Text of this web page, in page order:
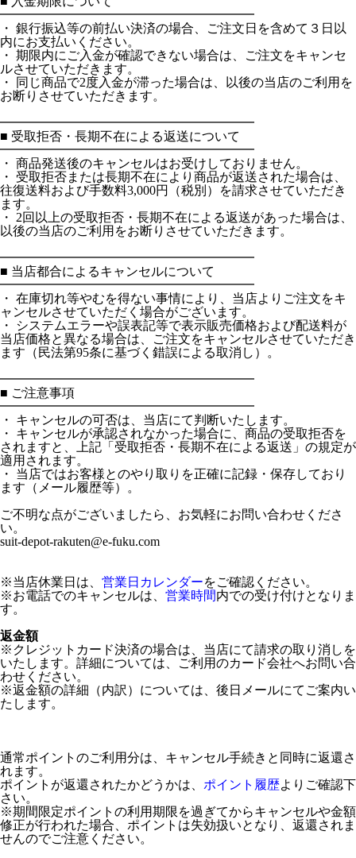
━━━━━━━━━━━━━━━━━━━━
・ 銀行振込等の前払い決済の場合、ご注文日を含めて３日以
内にお支払いください。
・ 期限内にご入金が確認できない場合は、ご注文をキャンセ
ルさせていただきます。
・ 同じ商品で2度入金が滞った場合は、以後の当店のご利用を
お断りさせていただきます。
━━━━━━━━━━━━━━━━━━━━
■ 受取拒否・長期不在による返送について
━━━━━━━━━━━━━━━━━━━━
・ 商品発送後のキャンセルはお受けしておりません。
・ 受取拒否または長期不在により商品が返送された場合は、
往復送料および手数料3,000円（税別）を請求させていただき
ます。
・ 2回以上の受取拒否・長期不在による返送があった場合は、
以後の当店のご利用をお断りさせていただきます。
━━━━━━━━━━━━━━━━━━━━
■ 当店都合によるキャンセルについて
━━━━━━━━━━━━━━━━━━━━
・ 在庫切れ等やむを得ない事情により、当店よりご注文をキ
ャンセルさせていただく場合がございます。
・ システムエラーや誤表記等で表示販売価格および配送料が
当店価格と異なる場合は、ご注文をキャンセルさせていただき
ます（民法第95条に基づく錯誤による取消し）。
━━━━━━━━━━━━━━━━━━━━
■ ご注意事項
━━━━━━━━━━━━━━━━━━━━
・ キャンセルの可否は、当店にて判断いたします。
・ キャンセルが承認されなかった場合に、商品の受取拒否を
されますと、上記「受取拒否・長期不在による返送」の規定が
適用されます。
・ 当店ではお客様とのやり取りを正確に記録・保存しており
ます（メール履歴等）。
ご不明な点がございましたら、お気軽にお問い合わせくださ
い。
suit-depot-rakuten@e-fuku.com
※当店休業日は、 営業日カレンダーをご確認ください。
※お電話でのキャンセルは、 営業時間内での受け付けとなりま
す。
返金額
※クレジットカード決済の場合は、当店にて請求の取り消しを
いたします。詳細については、ご利用のカード会社へお問い合
わせください。
※返金額の詳細（内訳）については、後日メールにてご案内い
たします。
通常ポイントのご利用分は、キャンセル手続きと同時に返還さ
れます。
ポイントが返還されたかどうかは、 ポイント履歴よりご確認下
さい。
※期間限定ポイントの利用期限を過ぎてからキャンセルや金額
修正が行われた場合、ポイントは失効扱いとなり、返還されま
せんのでご注意ください。